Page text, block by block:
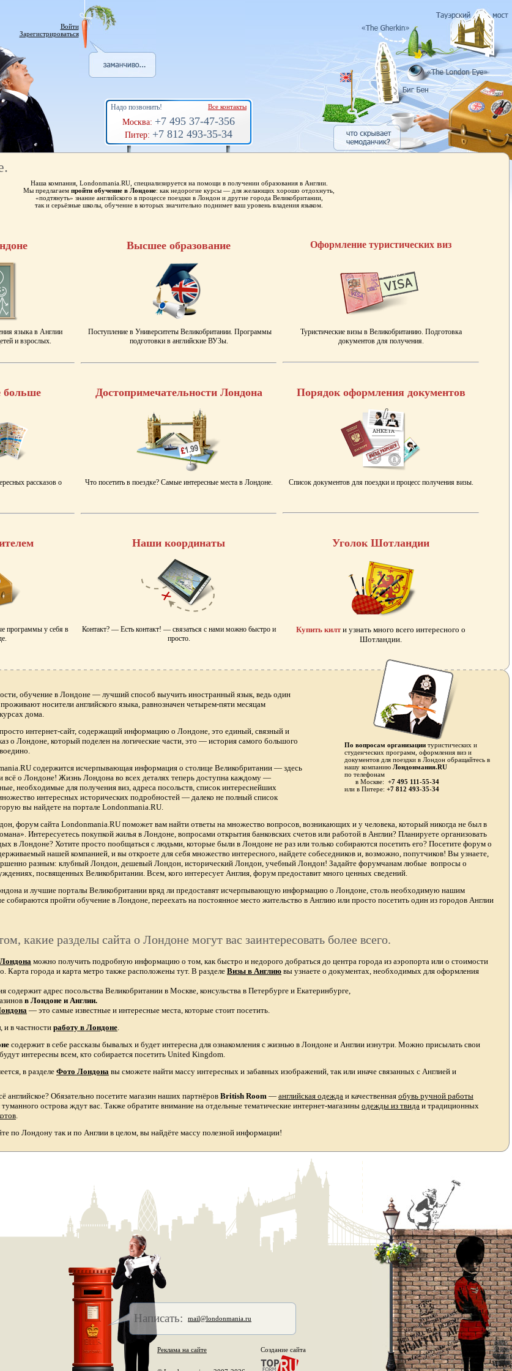
Надо позвонить! Все контакты
Москва: +7 495 37-47-356
Питер: +7 812 493-35-34
Войти
Зарегистрироваться
Наша компания, Londonmania.RU, специализируется на помощи в получении образования в Англии.
Мы предлагаем пройти обучение в Лондоне: как недорогие курсы — для желающих хорошо отдохнуть,
«подтянуть» знание английского в процессе поездки в Лондон и другие города Великобритании,
так и серьёзные школы, обучение в которых значительно поднимет ваш уровень владения языком.
Высшее образование Оформление туристических виз
языка в Англии
и взрослых.
Поступление в Университеты Великобритании. Программы
подготовки в английские ВУЗы.
Туристические визы в Великобританию. Подготовка
документов для получения.
больше Достопримечательности Лондона Порядок оформления документов
рассказов о
Что посетить в поездке? Самые интересные места в Лондоне. Список документов для поездки и процесс получения визы.
Наши координаты Уголок Шотландии
программы у себя в
Контакт? — Есть контакт! — связаться с нами можно быстро и
просто.
Купить килти узнать много всего интересного о
Шотландии.
По вопросам организации туристических и
студенческих программ, оформления виз и
документов для поездки в Лондон обращайтесь в
нашу компаниюЛондонмания.RU
по телефонам
в Москве:+7 495 111-55-34
или в Питере: +7 812 493-35-34
обучение в Лондоне — лучший способ выучить иностранный язык, ведь один
проживают носители английского языка, равнозначен четырем-пяти месяцам
дома.
интернет-сайт, содержащий информацию о Лондоне, это единый, связный и
о Лондоне, который поделен на логические части, это — история самого большого
содержится исчерпывающая информация о столице Великобритании — здесь
всё о Лондоне! Жизнь Лондона во всех деталях теперь доступна каждому —
необходимые для получения виз, адреса посольств, список интереснейших
интересных исторических подробностей — далеко не полный список
вы найдете на портале Londonmania.RU.
форум сайта Londonmania.RU поможет вам найти ответы на множество вопросов, возникающих и у человека, который никогда не был в
Интересуетесь покупкой жилья в Лондоне, вопросами открытия банковских счетов или работой в Англии? Планируете организовать
в Лондоне? Хотите просто пообщаться с людьми, которые были в Лондоне не раз или только собираются посетить его? Посетите форум о
нашей компанией, и вы откроете для себя множество интересного, найдете собеседников и, возможно, попутчиков! Вы узнаете,
разным: клубный Лондон, дешевый Лондон, исторический Лондон, учебный Лондон! Задайте форумчанам любые вопросы о
посвященных Великобритании. Всем, кого интересует Англия, форум предоставит много ценных сведений.
и лучшие порталы Великобритании вряд ли предоставят исчерпывающую информацию о Лондоне, столь необходимую нашим
собираются пройти обучение в Лондоне, переехать на постоянное место жительство в Англию или просто посетить один из городов Англии
какие разделы сайта о Лондоне могут вас заинтересовать более всего.
можно получить подробную информацию о том, как быстро и недорого добраться до центра города из аэропорта или о стоимости
Карта города и карта метро также расположены тут. В разделе Визы в Англию вы узнаете о документах, необходимых для оформления
содержит адрес посольства Великобритании в Москве, консульства в Петербурге и Екатеринбурге,
в Лондоне и Англии.
— это самые известные и интересные места, которые стоит посетить.
, и в частности работу в Лондоне.
содержит в себе рассказы бывалых и будет интересна для ознакомления с жизнью в Лондоне и Англии изнутри. Можно присылать свои
интересны всем, кто собирается посетить United Kingdom.
в разделе Фото Лондона вы сможете найти массу интересных и забавных изображений, так или иначе связанных с Англией и
английское? Обязательно посетите магазин наших партнёров British Room — английская одежда и качественная обувь ручной работы
острова ждут вас. Также обратите внимание на отдельные тематические интернет-магазины одежды из твида и традиционных
.
по Лондону так и по Англии в целом, вы найдёте массу полезной информации!
Написать: mail@londonmania.ru
Реклама на сайте Создание сайта